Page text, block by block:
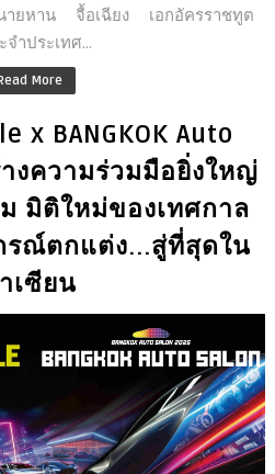
หาน จื้อเฉียง เอกอัครราชทูต
ำประเทศ...
More
x BANGKOK Auto
งความร่วมมือยิ่งใหญ่
มิติใหม่ของเทศกาล
ณ์ตกแต่ง...สู่ที่สุดใน
เซียน